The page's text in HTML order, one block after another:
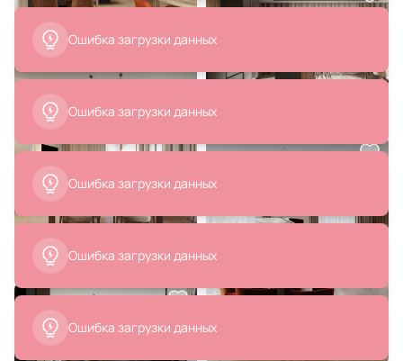
Подвесной светодиодный
светильник Ambrella FL LED
4200К (белый) FL10595
Подвесной светильник Maytoni
L49BSK
37 990 ₽
Halo 220-240V IP20 MOD247PL-
В корзину
303 990 ₽
Grup) BD-3059556